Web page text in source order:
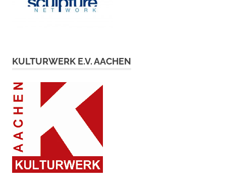
KULTURWERK E.V. AACHEN